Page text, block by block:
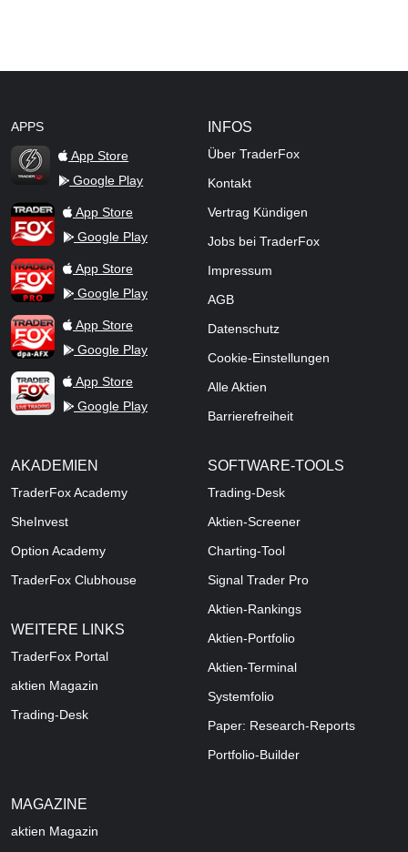
APPS
TraderFox Flash
App Store
Google Play
TraderFox AppApp Store
Google Play
TraderFox ProApp Store
Google Play
TraderFox dpa-AFX ProFeed
App Store
Google Play
TraderFox Live Trading
App Store
Google Play
INFOS
Über TraderFox
Kontakt
Vertrag Kündigen
Jobs bei TraderFox
Impressum
AGB
Datenschutz
Cookie-Einstellungen
Alle Aktien
Barrierefreiheit
AKADEMIEN
TraderFox Academy
SheInvest
Option Academy
TraderFox Clubhouse
WEITERE LINKS
TraderFox Portal
aktien Magazin
Trading-Desk
SOFTWARE-TOOLS
Trading-Desk
Aktien-Screener
Charting-Tool
Signal Trader Pro
Aktien-Rankings
Aktien-Portfolio
Aktien-Terminal
Systemfolio
Paper: Research-Reports
Portfolio-Builder
MAGAZINE
aktien Magazin